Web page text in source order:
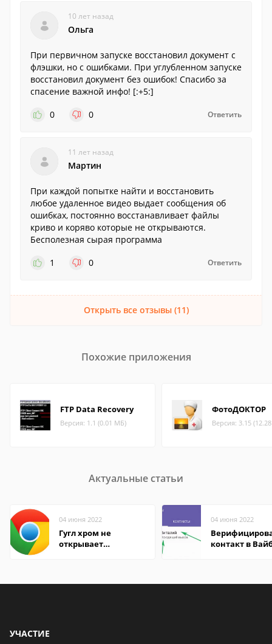
10 лет назад
Ольга
При первичном запуске восстановил документ с
флэшки, но с ошибками. При углубленном запуске
восстановил документ без ошибок! Спасибо за
спасение важной инфо! [:+5:]
0
0 Ответить
11 лет назад
Мартин
При каждой попытке найти и восстановить
любое удаленное видео выдает сообщения об
ошибках, постоянно восстанавливает файлы
криво и коряво которые не открываются.
Бесполезная сырая программа
1
0 Ответить
Открыть все отзывы (11)
Похожие приложения
FTP Data Recovery
Версия: 1.1 (0.01 МБ)
ФотоДОКТОР
Версия: 3.15
Актуальные статьи
04 июня 2022
Гугл хром не
открывает
04 июня 2022
контакт в
УЧАСТИЕ